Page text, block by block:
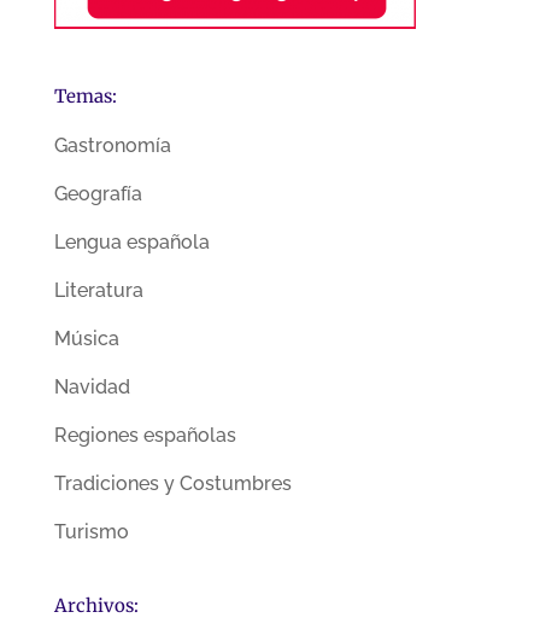
Temas:
Gastronomía
Geografía
Lengua española
Literatura
Música
Navidad
Regiones españolas
Tradiciones y Costumbres
Turismo
Archivos: